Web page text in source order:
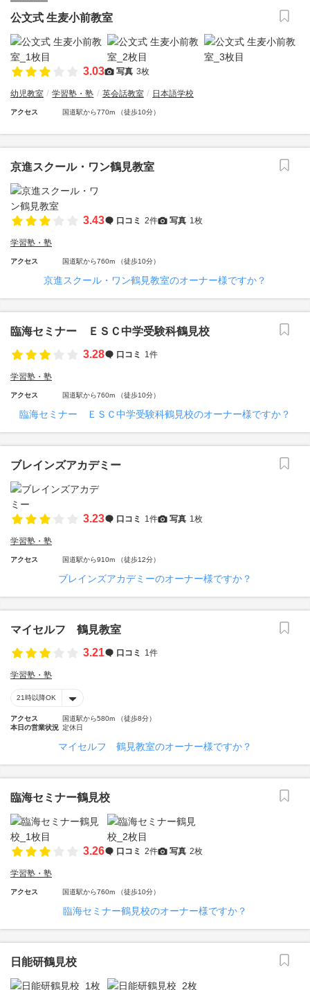
公文式 生麦小前教室
3.03 写真 3枚
幼児教室 学習塾・塾 英会話教室 日本語学校
アクセス 国道駅から770m （徒歩10分）
京進スクール・ワン鶴見教室
3.43 口コミ 2件 写真 1枚
学習塾・塾
アクセス 国道駅から760m （徒歩10分）
京進スクール・ワン鶴見教室のオーナー様ですか？
臨海セミナー ＥＳＣ中学受験科鶴見校
3.28
口コミ 1件
学習塾・塾
アクセス 国道駅から760m （徒歩10分）
臨海セミナー ＥＳＣ中学受験科鶴見校のオーナー様ですか？
ブレインズアカデミー
3.23 口コミ 1件 写真 1枚
学習塾・塾
アクセス 国道駅から910m （徒歩12分）
ブレインズアカデミーのオーナー様ですか？
マイセルフ 鶴見教室
3.21
口コミ 1件
学習塾・塾
21時以降OK
アクセス
国道駅から580m （徒歩8分）
本日の営業状況 定休日
マイセルフ 鶴見教室のオーナー様ですか？
臨海セミナー鶴見校
3.26 口コミ 2件 写真 2枚
学習塾・塾
アクセス 国道駅から760m （徒歩10分）
臨海セミナー鶴見校のオーナー様ですか？
日能研鶴見校